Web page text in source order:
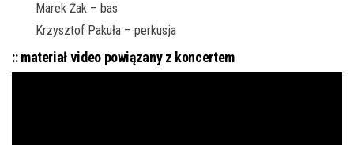
Marek Żak – bas
Krzysztof Pakuła – perkusja
:: materiał video powiązany z koncertem